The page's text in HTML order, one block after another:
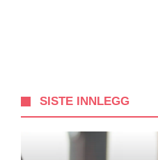
SISTE INNLEGG